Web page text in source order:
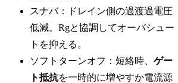
スナバ：ドレイン側の過渡過電圧
低減。Rgと協調してオーバシュー
トを抑える。
ソフトターンオフ：短絡時、ゲー
ト抵抗を一時的に増やすか電流源